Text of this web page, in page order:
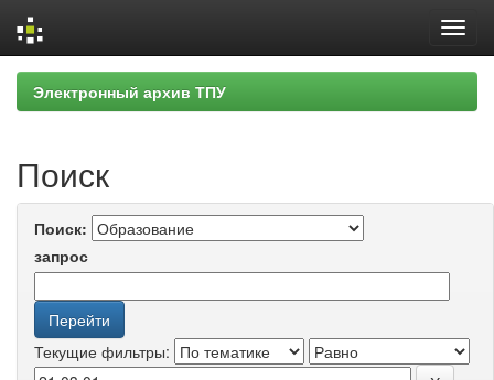
Skip
navigation
Электронный архив ТПУ
Поиск
Поиск:
запрос
Текущие фильтры: